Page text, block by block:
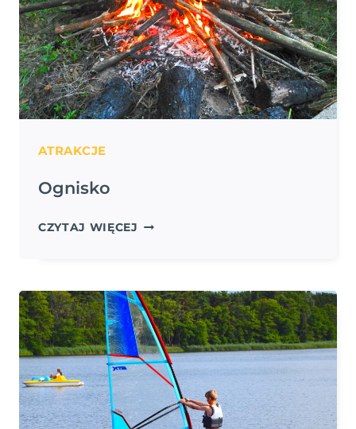
ATRAKCJE
Ognisko
CZYTAJ WIĘCEJ OGNISKO